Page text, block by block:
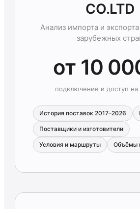
CO.LTD
Анализ импорта и
зарубежных
от 10
подключение и доступ
История поставок 2017–2026
Поставщики и изготовители
Условия и маршруты Объёмы